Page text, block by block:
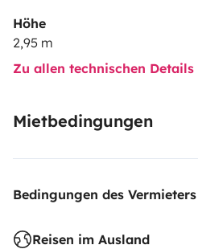
Höhe
2,95 m
Zu allen technischen Details
Mietbedingungen
Bedingungen des Vermieters
Reisen im Ausland